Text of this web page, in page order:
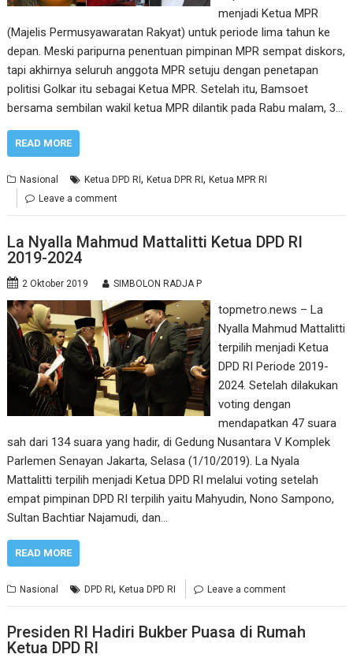
menjadi Ketua MPR
(Majelis Permusyawaratan Rakyat) untuk periode lima tahun ke
depan. Meski paripurna penentuan pimpinan MPR sempat diskors,
tapi akhirnya seluruh anggota MPR setuju dengan penetapan
politisi Golkar itu sebagai Ketua MPR. Setelah itu, Bamsoet
bersama sembilan wakil ketua MPR dilantik pada Rabu malam, 3…
READ MORE
Nasional Ketua DPD RI,Ketua DPR RI,Ketua MPR RI
Leave a comment
La Nyalla Mahmud Mattalitti Ketua DPD RI
2019-2024
2 Oktober 2019 SIMBOLON RADJA P
topmetro.news – La
Nyalla Mahmud Mattalitti
terpilih menjadi Ketua
DPD RI Periode 2019-
2024. Setelah dilakukan
voting dengan
mendapatkan 47 suara
sah dari 134 suara yang hadir, di Gedung Nusantara V Komplek
Parlemen Senayan Jakarta, Selasa (1/10/2019). La Nyala
Mattalitti terpilih menjadi Ketua DPD RI melalui voting setelah
empat pimpinan DPD RI terpilih yaitu Mahyudin, Nono Sampono,
Sultan Bachtiar Najamudi, dan…
READ MORE
Nasional DPD RI,Ketua DPD RI Leave a comment
Presiden RI Hadiri Bukber Puasa di Rumah
Ketua DPD RI